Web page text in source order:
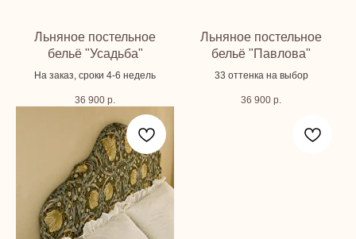
Льняное постельное
бельё "Усадьба"
На заказ, сроки 4-6 недель
36 900 р.
Льняное постельное
бельё "Павлова"
33 оттенка на выбор
36 900 р.